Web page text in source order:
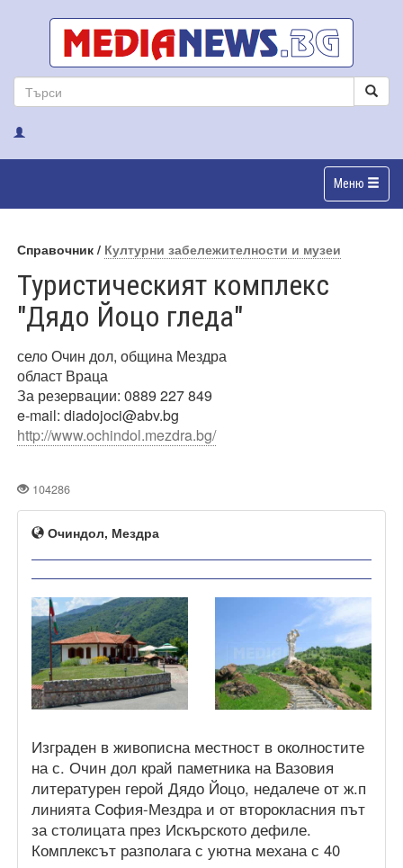
Меню
Справочник / Културни забележителности и музеи
Туристическият комплекс
"Дядо Йоцо гледа"
село Очин дол, община Мездра
област Враца
За резервации: 0889 227 849
e-mail: diadojoci@abv.bg
http://www.ochindol.mezdra.bg/
104286
Очиндол, Мездра
Изграден в живописна местност в околностите
на с. Очин дол край паметника на Вазовия
литературен герой Дядо Йоцо, недалече от ж.п
линията София-Мездра и от второкласния път
за столицата през Искърското дефиле.
Комплексът разполага с уютна механа с 40